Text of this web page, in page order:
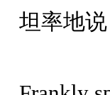
坦率地